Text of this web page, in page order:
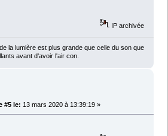
IP archivée
la lumière est plus grande que celle du son que
avant d'avoir l'air con.
#5 le: 13 mars 2020 à 13:39:19 »